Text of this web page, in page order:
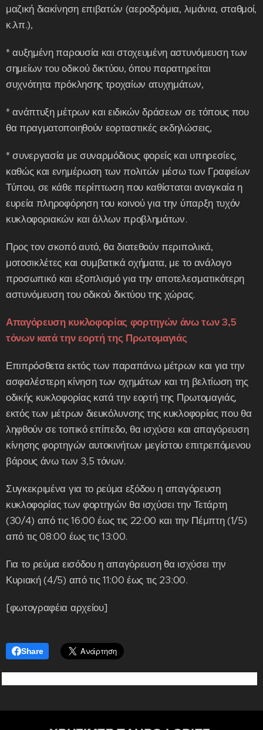
μαζική διακίνηση επιβατών (αεροδρόμια, λιμάνια, σταθμοί,
κ.λπ.),
* αυξημένη παρουσία και στοχευμένη αστυνόμευση των
σημείων του οδικού δικτύου, όπου παρατηρείται
συχνότητα πρόκλησης τροχαίων ατυχημάτων,
* ανάπτυξη μέτρων και ειδικών δράσεων σε τόπους που
θα πραγματοποιηθούν εορταστικές εκδηλώσεις,
* συνεργασία με συναρμόδιους φορείς και υπηρεσίες,
καθώς και ενημέρωση των πολιτών μέσω των Γραφείων
Τύπου, σε κάθε περίπτωση που καθίσταται αναγκαία η
ευρεία πληροφόρηση του κοινού για την ύπαρξη τυχόν
κυκλοφοριακών και άλλων προβλημάτων.
Προς τον σκοπό αυτό, θα διατεθούν περιπολικά,
μοτοσικλέτες και συμβατικά οχήματα, με το ανάλογο
προσωπικό και εξοπλισμό για την αποτελεσματικότερη
αστυνόμευση του οδικού δικτύου της χώρας.
Απαγόρευση κυκλοφορίας φορτηγών άνω των 3,5
τόνων κατά την εορτή της Πρωτομαγιάς
Επιπρόσθετα εκτός των παραπάνω μέτρων και για την
ασφαλέστερη κίνηση των οχημάτων και τη βελτίωση της
οδικής κυκλοφορίας κατά την εορτή της Πρωτομαγιάς,
εκτός των μέτρων διευκόλυνσης της κυκλοφορίας που θα
ληφθούν σε τοπικό επίπεδο, θα ισχύσει και απαγόρευση
κίνησης φορτηγών αυτοκινήτων μεγίστου επιτρεπόμενου
βάρους άνω των 3,5 τόνων.
Συγκεκριμένα για το ρεύμα εξόδου η απαγόρευση
κυκλοφορίας των φορτηγών θα ισχύσει την Τετάρτη
(30/4) από τις 16:00 έως τις 22:00 και την Πέμπτη (1/5)
από τις 08:00 έως τις 13:00.
Για το ρεύμα εισόδου η απαγόρευση θα ισχύσει την
Κυριακή (4/5) από τις 11:00 έως τις 23:00.
[φωτογραφέια αρχείου]
Share